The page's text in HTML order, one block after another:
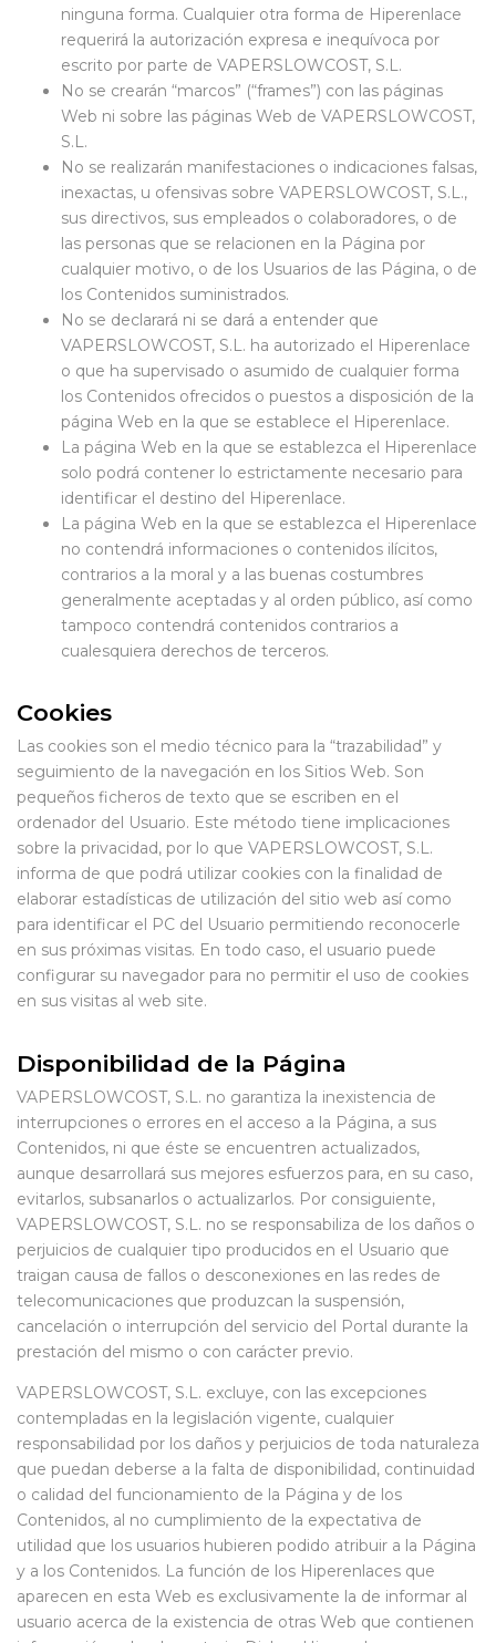
ninguna forma. Cualquier otra forma de Hiperenlace
requerirá la autorización expresa e inequívoca por
escrito por parte de VAPERSLOWCOST, S.L.
No se crearán “marcos” (“frames”) con las páginas
Web ni sobre las páginas Web de VAPERSLOWCOST,
S.L.
No se realizarán manifestaciones o indicaciones falsas,
inexactas, u ofensivas sobre VAPERSLOWCOST, S.L.,
sus directivos, sus empleados o colaboradores, o de
las personas que se relacionen en la Página por
cualquier motivo, o de los Usuarios de las Página, o de
los Contenidos suministrados.
No se declarará ni se dará a entender que
VAPERSLOWCOST, S.L. ha autorizado el Hiperenlace
o que ha supervisado o asumido de cualquier forma
los Contenidos ofrecidos o puestos a disposición de la
página Web en la que se establece el Hiperenlace.
La página Web en la que se establezca el Hiperenlace
solo podrá contener lo estrictamente necesario para
identificar el destino del Hiperenlace.
La página Web en la que se establezca el Hiperenlace
no contendrá informaciones o contenidos ilícitos,
contrarios a la moral y a las buenas costumbres
generalmente aceptadas y al orden público, así como
tampoco contendrá contenidos contrarios a
cualesquiera derechos de terceros.
Cookies
Las cookies son el medio técnico para la “trazabilidad” y
seguimiento de la navegación en los Sitios Web. Son
pequeños ficheros de texto que se escriben en el
ordenador del Usuario. Este método tiene implicaciones
sobre la privacidad, por lo que VAPERSLOWCOST, S.L.
informa de que podrá utilizar cookies con la finalidad de
elaborar estadísticas de utilización del sitio web así como
para identificar el PC del Usuario permitiendo reconocerle
en sus próximas visitas. En todo caso, el usuario puede
configurar su navegador para no permitir el uso de cookies
en sus visitas al web site.
Disponibilidad de la Página
VAPERSLOWCOST, S.L. no garantiza la inexistencia de
interrupciones o errores en el acceso a la Página, a sus
Contenidos, ni que éste se encuentren actualizados,
aunque desarrollará sus mejores esfuerzos para, en su caso,
evitarlos, subsanarlos o actualizarlos. Por consiguiente,
VAPERSLOWCOST, S.L. no se responsabiliza de los daños o
perjuicios de cualquier tipo producidos en el Usuario que
traigan causa de fallos o desconexiones en las redes de
telecomunicaciones que produzcan la suspensión,
cancelación o interrupción del servicio del Portal durante la
prestación del mismo o con carácter previo.
VAPERSLOWCOST, S.L. excluye, con las excepciones
contempladas en la legislación vigente, cualquier
responsabilidad por los daños y perjuicios de toda naturaleza
que puedan deberse a la falta de disponibilidad, continuidad
o calidad del funcionamiento de la Página y de los
Contenidos, al no cumplimiento de la expectativa de
utilidad que los usuarios hubieren podido atribuir a la Página
y a los Contenidos. La función de los Hiperenlaces que
aparecen en esta Web es exclusivamente la de informar al
usuario acerca de la existencia de otras Web que contienen